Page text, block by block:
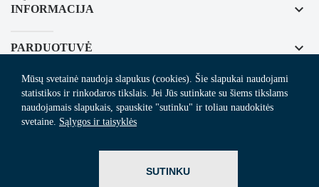
INFORMACIJA keyboard_arrow_down
PARDUOTUVĖ keyboard_arrow_down
REGISTRUOKITĖS NAUJIENLAIŠKIUI
Mūsų svetainė naudoja slapukus (cookies). Šie slapukai naudojami
statistikos ir rinkodaros tikslais. Jei Jūs sutinkate su šiems tikslams
naudojamais slapukais, spauskite "sutinku" ir toliau naudokitės
svetaine. Sąlygos ir taisyklės
SUTINKU